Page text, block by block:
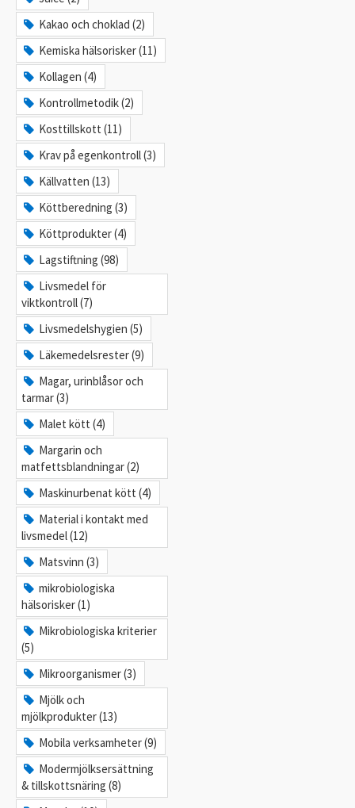
Kakao och choklad (2)
Kemiska hälsorisker (11)
Kollagen (4)
Kontrollmetodik (2)
Kosttillskott (11)
Krav på egenkontroll (3)
Källvatten (13)
Köttberedning (3)
Köttprodukter (4)
Lagstiftning (98)
Livsmedel för
viktkontroll (7)
Livsmedelshygien (5)
Läkemedelsrester (9)
Magar, urinblåsor och
tarmar (3)
Malet kött (4)
Margarin och
matfettsblandningar (2)
Maskinurbenat kött (4)
Material i kontakt med
livsmedel (12)
Matsvinn (3)
mikrobiologiska
hälsorisker (1)
Mikrobiologiska kriterier
(5)
Mikroorganismer (3)
Mjölk och
mjölkprodukter (13)
Mobila verksamheter (9)
Modermjölksersättning
& tillskottsnäring (8)